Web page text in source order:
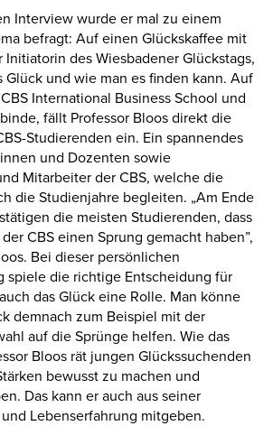
Interview wurde er mal zu einem
befragt: Auf einen Glückskaffee mit
des Wiesbadener Glückstags,
Glück und wie man es finden kann. Auf
International Business School und
fällt Professor Bloos direkt die
Studierenden ein. Ein spannendes
und Dozenten sowie
Mitarbeiter der CBS, welche die
die Studienjahre begleiten. „Am Ende
die meisten Studierenden, dass
CBS einen Sprung gemacht haben”,
Bei dieser persönlichen
spiele die richtige Entscheidung für
das Glück eine Rolle. Man könne
demnach zum Beispiel mit der
auf die Sprünge helfen. Wie das
Bloos rät jungen Glückssuchenden
bewusst zu machen und
Das kann er auch aus seiner
Lebenserfahrung mitgeben.